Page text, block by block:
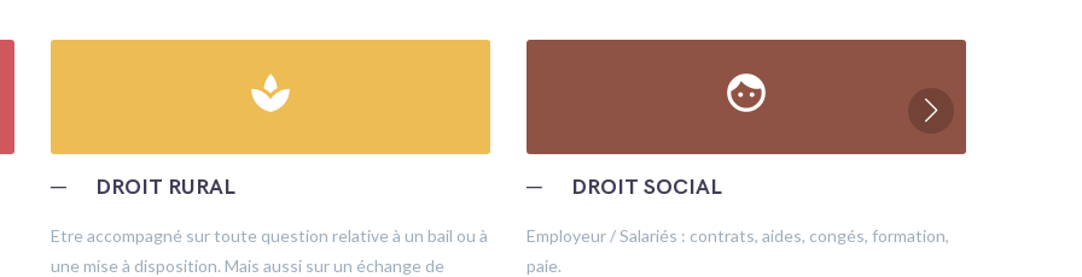
spa
─ DROIT RURAL
Etre accompagné sur toute question relative à un bail ou à
une mise à disposition. Mais aussi sur un échange de
face
─ DROIT SOCIAL
Employeur / Salariés : contrats, aides, congés, formation,
paie.